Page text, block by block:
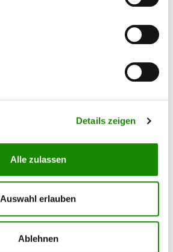
Details zeigen
Alle zulassen
Auswahl erlauben
Ablehnen